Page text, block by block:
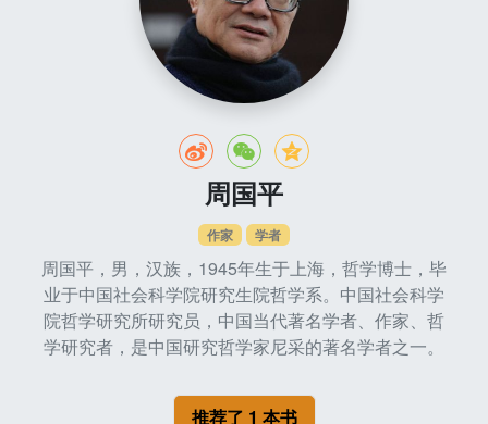
周国平
作家 学者
周国平，男，汉族，1945年生于上海，哲学博士，毕
业于中国社会科学院研究生院哲学系。中国社会科学
院哲学研究所研究员，中国当代著名学者、作家、哲
学研究者，是中国研究哲学家尼采的著名学者之一。
推荐了 1 本书